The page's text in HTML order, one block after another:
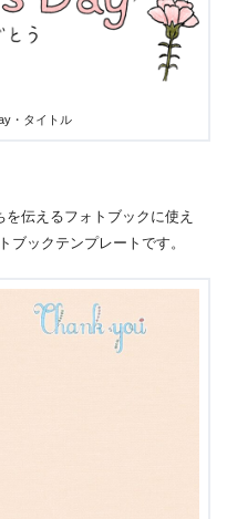
・タイトル
伝えるフォトブックに使え
ブックテンプレートです。